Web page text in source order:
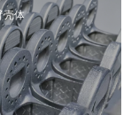
壳体